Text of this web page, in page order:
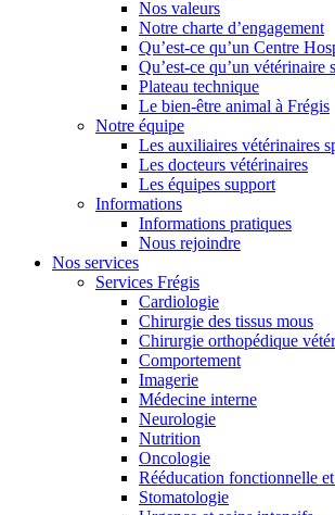
Nos valeurs
Notre charte d’engagement
Qu’est-ce qu’un Centre
Qu’est-ce qu’un vétérinaire
Plateau technique
Le bien-être animal à Frégis
Notre équipe
Les auxiliaires vétérinaires
Les docteurs vétérinaires
Les équipes support
Informations
Informations pratiques
Nous rejoindre
Nos services
Services Frégis
Cardiologie
Chirurgie des tissus mous
Chirurgie orthopédique
Comportement
Imagerie
Médecine interne
Neurologie
Nutrition
Oncologie
Rééducation fonctionnelle
Stomatologie